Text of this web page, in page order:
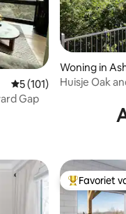
Gemiddelde
5 (101)
Gap
Woning in
Huisje Oak
Topfavoriet
Favoriet